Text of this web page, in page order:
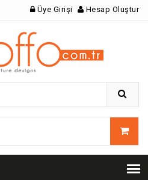
Üye Girişi Hesap Oluştur